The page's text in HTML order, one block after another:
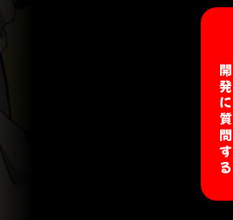
開発に